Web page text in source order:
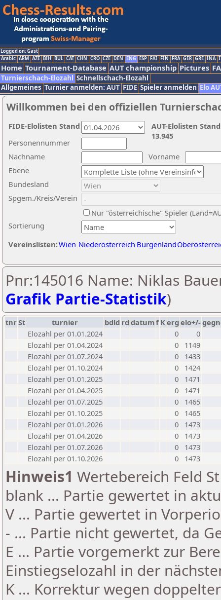
Logged on: Gast
Arabic ARM AZE BIH BUL CAT CHN CRO CZE DEN ENG ESP FAI FIN FRA GER GRE INA
Home Tournament-Database AUT championship Pictures
Turnierschach-Elozahl Schnellschach-Elozahl
Allgemeines Turnier anmelden: AUT FIDE Spieler anmelden Elo
Willkommen bei den offiziellen
Nachname
Vorname
Ebene
Sortierung
Personennummer
Bundesland
Spgem./Kreis/Verein
Nur "österreichische" Spieler
Vereinslisten:Wien Niederösterreich Burgenland
AUT-Elolisten
13.945
FIDE-Elolisten Stand
Pnr:145016 Name: Niklas
Grafik Partie-Statistik)
tnrSt turnier bdld rd datumf Kerg elo+/-
Elozahl per 01.01.2024
0
0
Elozahl per 01.04.2024
0
1149
Elozahl per 01.07.2024
0
1433
Elozahl per 01.10.2024
0
1424
Elozahl per 01.01.2025
0
1471
Elozahl per 01.04.2025
0
1471
Elozahl per 01.07.2025
0
1465
Elozahl per 01.10.2025
0
1465
Elozahl per 01.01.2026
0
1473
Elozahl per 01.04.2026
0
1473
Elozahl per 01.07.2026
0
1473
Elozahl per 01.10.2026
0 1473
Hinweis1 Wertebereich Feld
blank ... Partie gewertet in
V ... Partie gewertet in
- ... Partie nicht gewertet, da
E ... Partie vorgemerkt zur
Einstiegselozahl in der
K ... Korrektur wegen